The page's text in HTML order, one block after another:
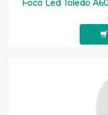
Foco Led Toledo